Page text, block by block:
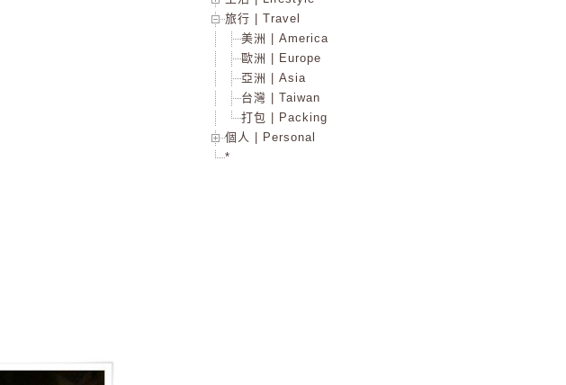
旅行 | Travel
美洲 | America
歐洲 | Europe
亞洲 | Asia
台灣 | Taiwan
打包 | Packing
個人 | Personal
*